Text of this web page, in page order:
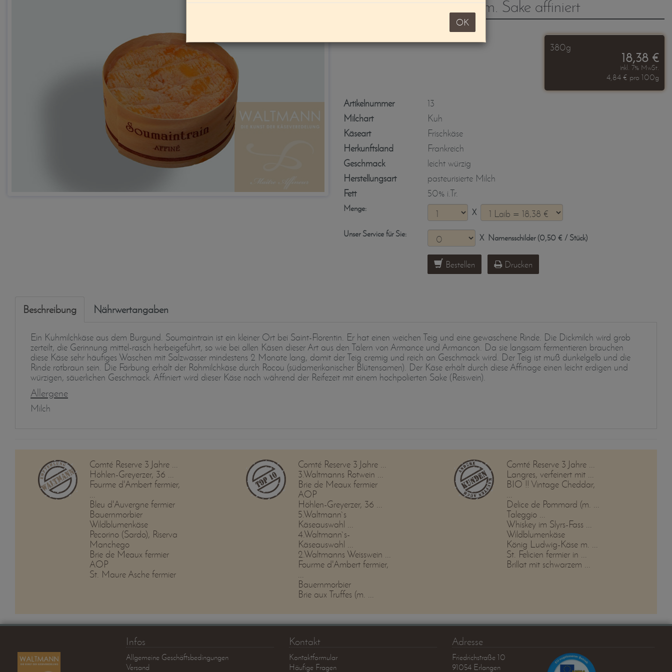
OK
Soumaintrain (400g) m. Sake affiniert
380g
18,38 €
inkl. 7% MwSt.
4,84 € pro 100g
Artikelnummer
13
Milchart
Kuh
Käseart
Frischkäse
Herkunftsland
Frankreich
Geschmack
leicht würzig
Herstellungsart
pasteurisierte Milch
Fett
50% i.Tr.
Menge: X
Unser Service für Sie: X Namensschilder (0,50 € / Stück)
Bestellen Drucken
Beschreibung Nährwertangaben
Ein Kuhmilchkäse aus dem Burgund. Soumaintrain ist ein kleiner Ort bei Saint-Florentin. Er hat einen weichen Teig und eine gewaschene Rinde. Die Dickmilch wird grob
zerteilt, die Gerinnung mittel-rasch herbeigeführt, so wie bei allen Käsen dieser Art aus den Tälern von Armance und Armancon. Da sie langsam fermentieren brauchen
diese Käse sehr häufiges Waschen mit Salzwasser mindestens 2 Monate lang, damit der Teig cremig und reich an Geschmack wird. Der Teig ist muß dunkelgelb und die
Rinde rotbraun sein. Die Färbung erhält der Rohmilchkäse durch Rocou (südamerikanischer Blütensamen). Der Käse erhält durch diese Affinage einen leicht erdigen und
würzigen, säuerlichen Geschmack. Affiniert wird dieser Käse noch während der Reifezeit mit einem hochpolierten Sake (Reiswein).
Allergene
Milch
Comté Reserve 3 Jahre ...
Höhlen-Greyerzer, 36 ...
Fourme d'Ambert fermier,
Bleu d'Auvergne fermier
Bauernmorbier
Wildblumenkäse
Pecorino (Sardo), Riserva
Manchego
Brie de Meaux fermier
AOP
St. Maure Asche fermier
Comté Reserve 3 Jahre ...
3.Waltmanns Rotwein ...
Brie de Meaux fermier
AOP
Höhlen-Greyerzer, 36 ...
5.Waltmann`s
Käseauswahl ...
4.Waltmann`s-
Käseauswahl ...
2.Waltmanns Weisswein ...
Fourme d'Ambert fermier,
Bauernmorbier
Brie aux Truffes (m. ...
Comté Reserve 3 Jahre ...
Langres, verfeinert mit ...
BIO !! Vintage Cheddar,
Delice de Pommard (m. ...
Taleggio ...
Whiskey im Slyrs-Fass ...
Wildblumenkäse
König Ludwig-Käse m. ...
St. Felicien fermier in ...
Brillat mit schwarzem ...
Infos
Allgemeine Geschäftsbedingungen
Versand
Kontakt
Kontaktformular
Häufige Fragen
Adresse
Friedrichstraße 10
91054 Erlangen